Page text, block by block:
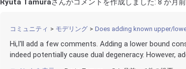
Ryuta Tamuraさんがコメントを作成しました: 8 か月前
コミュニティ モデリング Does adding known upper/lower
Hi,I'll add a few comments. Adding a lower bound
indeed potentially cause dual degeneracy. However,